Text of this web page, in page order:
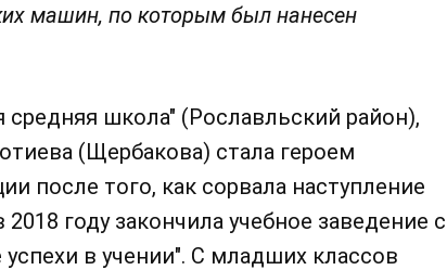
машин, по которым был нанесен
школа" (Рославльский район),
(Щербакова) стала героем
после того, как сорвала наступление
году закончила учебное заведение с
в учении". С младших классов